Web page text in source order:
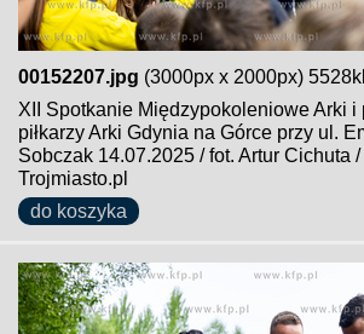
00152207.jpg (3000px x 2000px)
XII Spotkanie Międzypokoleniowe Arki i
piłkarzy Arki Gdynia na Górce przy ul.
Sobczak 14.07.2025 / fot. Artur Cichuta
Trojmiasto.pl
do koszyka